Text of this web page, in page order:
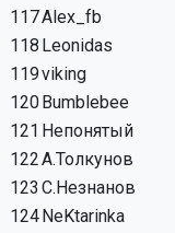
117Alex_fb
118 Leonidas
119viking
120Bumblebee
121 Непонятый
122А.Толкунов
123 С.Незнанов
124NeKtarinka